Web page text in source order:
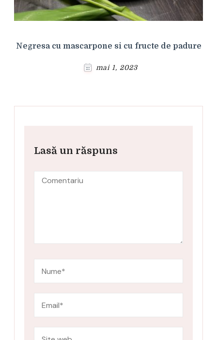
Negresa cu mascarpone si cu fructe de padure
mai 1, 2023
Lasă un răspuns